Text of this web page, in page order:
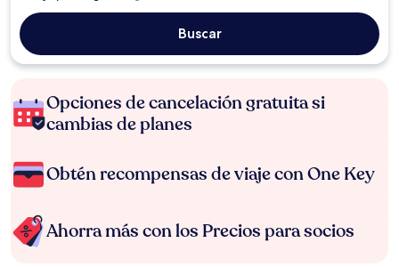
Buscar
Opciones de cancelación gratuita si
cambias de planes
Obtén recompensas de viaje con One Key
Ahorra más con los Precios para socios